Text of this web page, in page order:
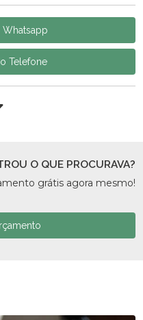
Telefone
O QUE PROCURAVA?
grátis agora mesmo!